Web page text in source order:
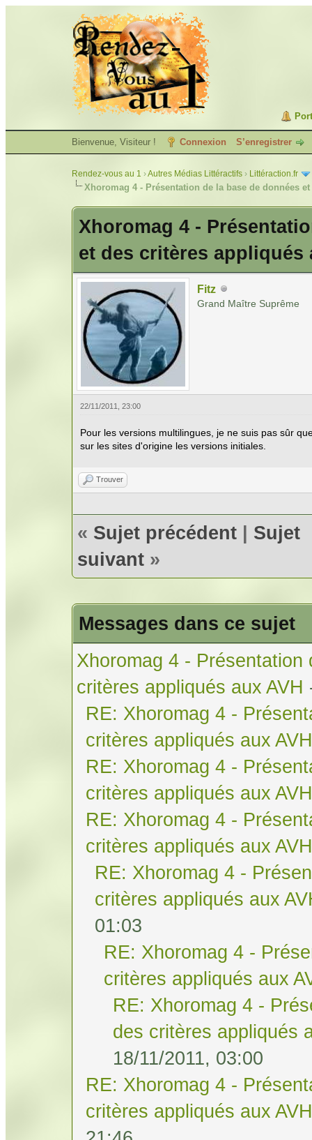
Bienvenue, Visiteur ! Connexion S’enregistrer
Rendez-vous au 1 ›Autres Médias Littéractifs › Littéraction.fr
Xhoromag 4 - Présentation de la base de données
Xhoromag 4 -
et des critères appliqués
Fitz
Grand Maître Suprême
22/11/2011, 23:00
Pour les versions multilingues, je ne suis pas sûr
sur les sites d'origine les versions initiales.
Trouver
« Sujet précédent | Sujet
suivant »
Messages dans ce sujet
Xhoromag 4 -
critères appliqués aux AVH
RE: Xhoromag 4 -
critères appliqués aux AVH
RE: Xhoromag 4 -
critères appliqués aux AVH
RE: Xhoromag 4 -
critères appliqués aux AVH
RE: Xhoromag 4 -
critères appliqués aux
01:03
RE: Xhoromag 4 -
critères appliqués aux
RE: Xhoromag 4 -
des critères appliqués
18/11/2011, 03:00
RE: Xhoromag 4 -
critères appliqués aux AVH